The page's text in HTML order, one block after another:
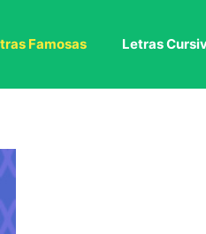
Famosas Letras